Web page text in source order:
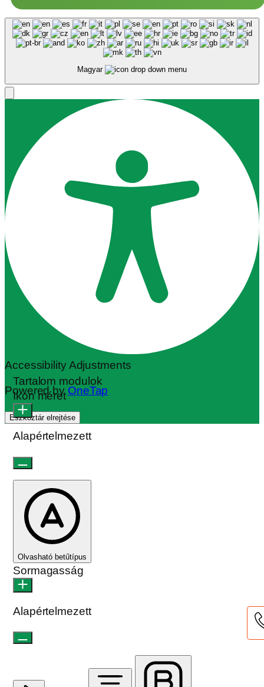
Magyar
Accessibility Adjustments
Powered by OneTap
Eszköztár elrejtése
Tartalom modulok
Ikon méret
Alapértelmezett
Olvasható betűtípus
Sormagasság
Alapértelmezett